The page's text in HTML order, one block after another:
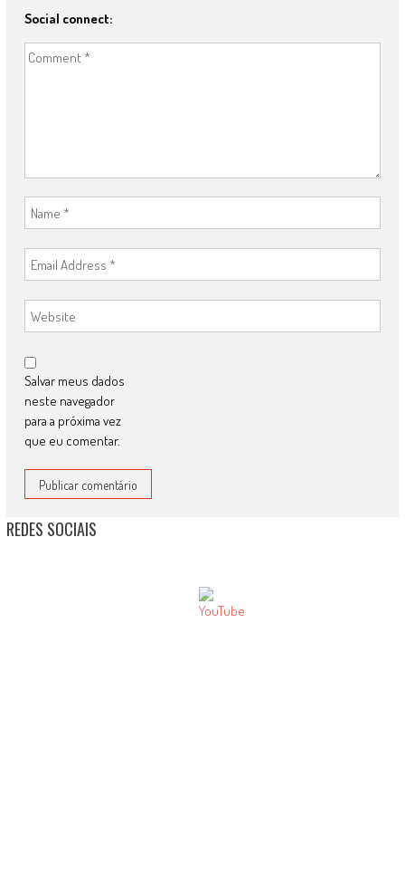
Social connect:
Salvar meus dados
neste navegador
para a próxima vez
que eu comentar.
REDES SOCIAIS